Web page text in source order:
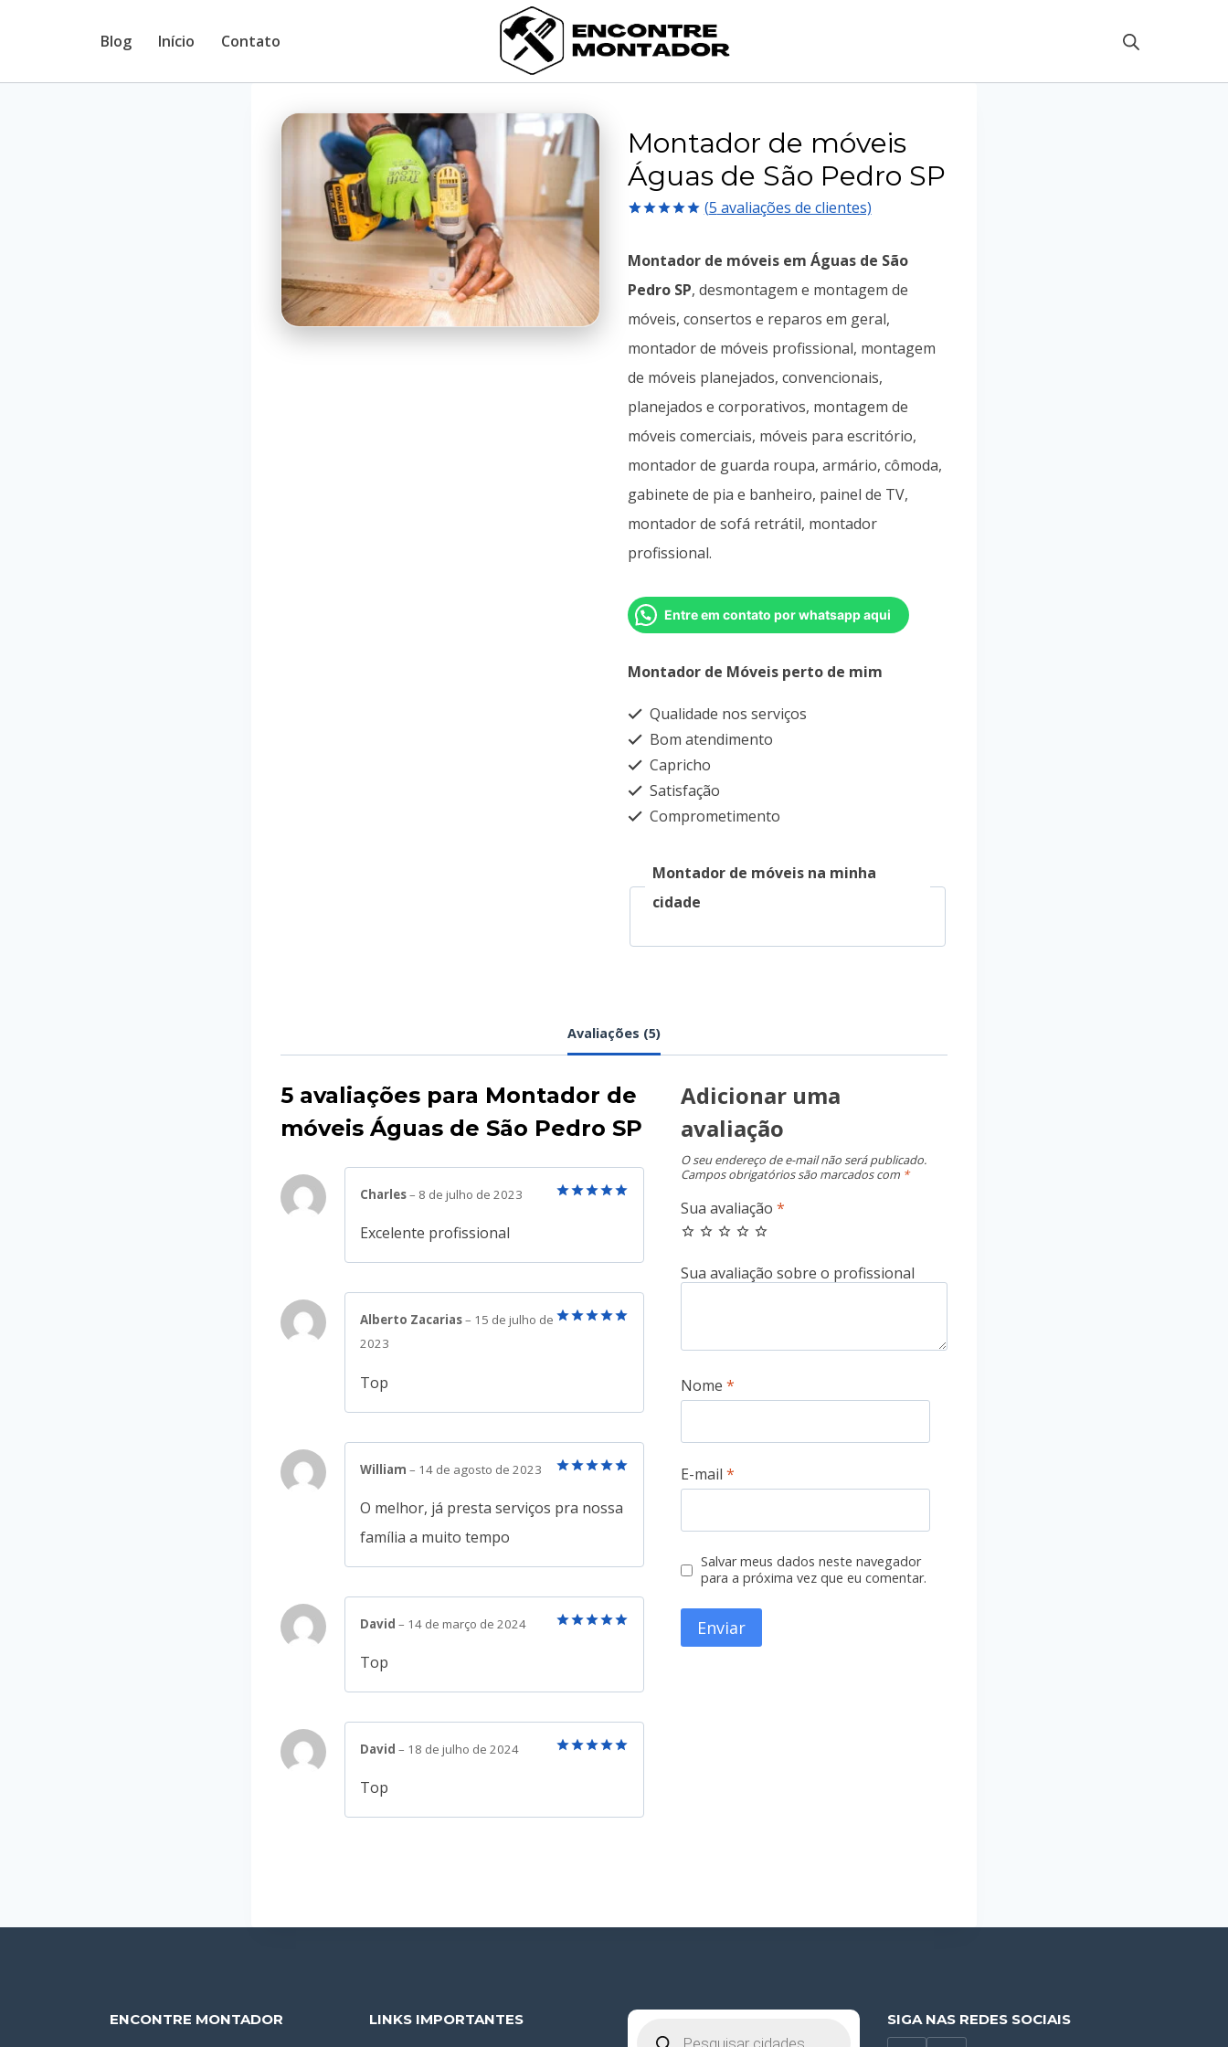
Blog Início Contato
Montador de móveis
Águas de São Pedro SP
de 5, com
avaliações
(5 avaliações de clientes)
Montador de móveis em Águas de São
Pedro SP, desmontagem e montagem de
móveis, consertos e reparos em geral,
montador de móveis profissional, montagem
de móveis planejados, convencionais,
planejados e corporativos, montagem de
móveis comerciais, móveis para escritório,
montador de guarda roupa, armário, cômoda,
gabinete de pia e banheiro, painel de TV,
montador de sofá retrátil, montador
profissional.
Entre em contato por whatsapp aqui
Montador de Móveis perto de mim
Qualidade nos serviços
Bom atendimento
Capricho
Satisfação
Comprometimento
Montador de móveis na minha
cidade
Avaliações (5)
5 avaliações para Montador de
móveis Águas de São Pedro SP
Charles– 8 de julho de 2023
Excelente profissional
Alberto Zacarias– 15 de julho de
2023
Top
William – 14 de agosto de 2023
O melhor, já presta serviços pra nossa
família a muito tempo
David – 14 de março de 2024
Top
David – 18 de julho de 2024
Top
Adicionar uma
avaliação
O seu endereço de e-mail não será publicado.
Campos obrigatórios são marcados com *
Sua avaliação *
Nome *
E-mail *
Salvar meus dados neste navegador
para a próxima vez que eu comentar.
ENCONTRE MONTADOR LINKS IMPORTANTES
produtos
SIGA NAS REDES SOCIAIS